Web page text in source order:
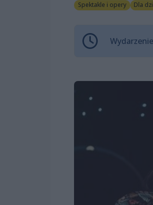
Spektakle i opery Dla